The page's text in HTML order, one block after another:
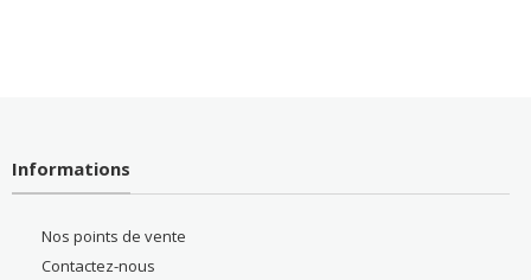
Informations
Nos points de vente
Contactez-nous